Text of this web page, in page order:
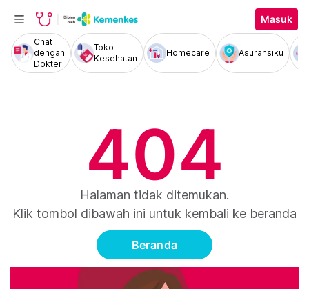
Masuk
Chat
dengan
Dokter
Toko
Kesehatan
Homecare Asuransiku
404
Halaman tidak ditemukan.
Klik tombol dibawah ini untuk kembali ke beranda
Beranda